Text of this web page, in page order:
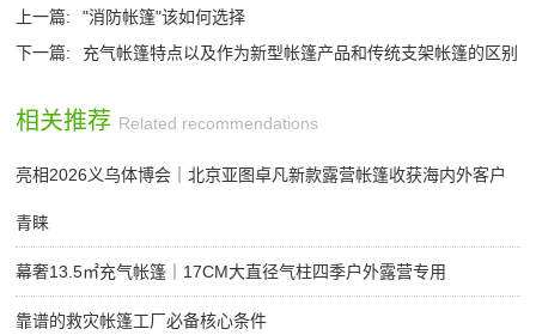
上一篇:
"消防帐篷"该如何选择
下一篇:
充气帐篷特点以及作为新型帐篷产品和传统支架帐篷的区别
相关推荐 Related recommendations
亮相2026义乌体博会｜北京亚图卓凡新款露营帐篷收获海内外客户
青睐
幕奢13.5㎡充气帐篷｜17CM大直径气柱四季户外露营专用
靠谱的救灾帐篷工厂必备核心条件